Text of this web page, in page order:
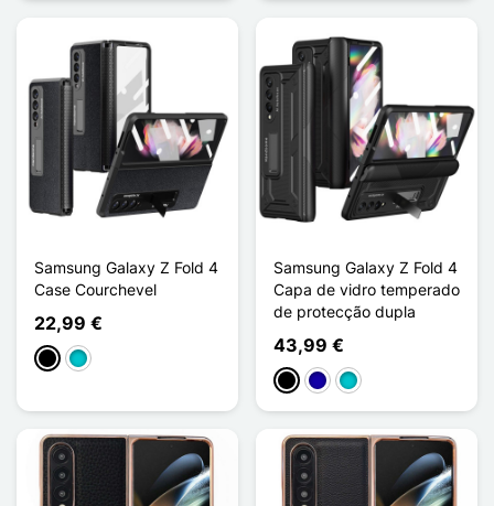
Samsung Galaxy Z Fold 4
Case Courchevel
22,99 €
PretoTurquesa
Samsung Galaxy Z Fold 4
Capa de vidro temperado
de protecção dupla
43,99 €
PretoAzul Escuro
Turquesa